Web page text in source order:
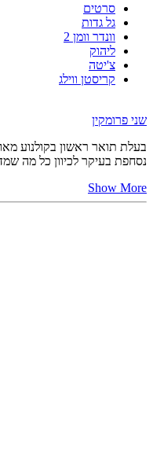
סרטים
גל גדות
וונדר וומן 2
ליהוק
צ'יטה
קריסטן ווילג
שני פרומקין
בעלת תואר ראשון בקולנוע
נסחפת בעיקר לכיוון כל מה
Show More